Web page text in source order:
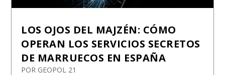
LOS OJOS DEL MAJZÉN: CÓMO
OPERAN LOS SERVICIOS SECRETOS
DE MARRUECOS EN ESPAÑA
POR GEOPOL 21